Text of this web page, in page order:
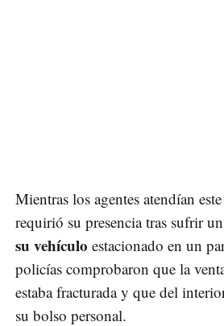
Mientras los agentes atendían
requirió su presencia tras sufrir un
su vehículo estacionado en un
policías comprobaron que la
estaba fracturada y que del
su bolso personal.